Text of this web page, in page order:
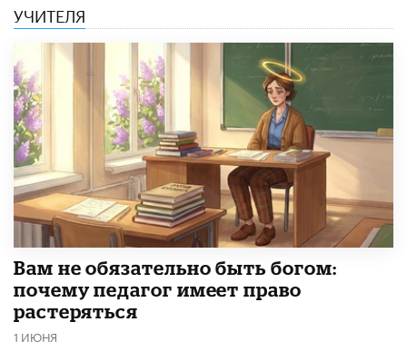
УЧИТЕЛЯ
​Вам не обязательно быть богом:
почему педагог имеет право
растеряться
1 ИЮНЯ